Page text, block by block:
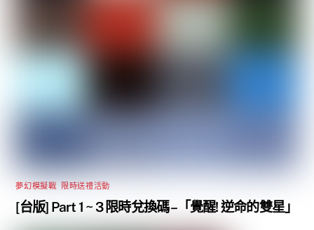
夢幻模擬戰 限時送禮活動
[台版] Part 1 ~ 3 限時兌換碼 –「覺醒! 逆命的雙星」